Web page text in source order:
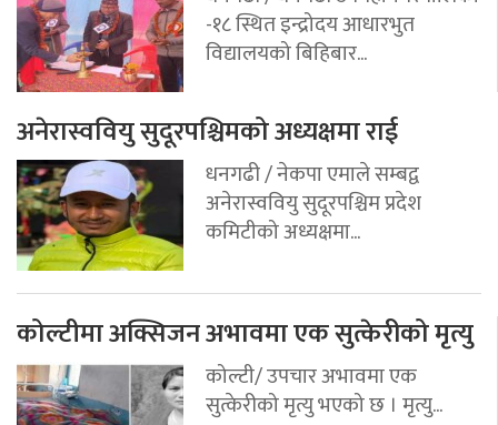
-१८ स्थित इन्द्रोदय आधारभुत
विद्यालयको बिहिबार...
अनेरास्ववियु सुदूरपश्चिमको अध्यक्षमा राई
धनगढी / नेकपा एमाले सम्बद्व
अनेरास्ववियु सुदूरपश्चिम प्रदेश
कमिटीको अध्यक्षमा...
कोल्टीमा अक्सिजन अभावमा एक सुत्केरीको मृत्यु
कोल्टी/ उपचार अभावमा एक
सुत्केरीको मृत्यु भएको छ । मृत्यु...